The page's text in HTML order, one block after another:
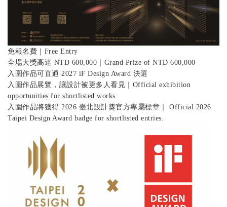
免報名費｜Free Entry
全場大獎高達 NTD 600,000｜Grand Prize of NTD 600,000
入圍作品可直通 2027 iF Design Award 決選
入圍作品展覽，讓設計被更多人看見｜Official exhibition
opportunities for shortlisted works
入圍作品將獲得 2026 臺北設計獎官方專屬標章｜ Official 2026
Taipei Design Award badge for shortlisted entries.